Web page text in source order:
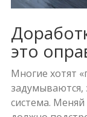
это
Многие хотят
задумываются,
система.